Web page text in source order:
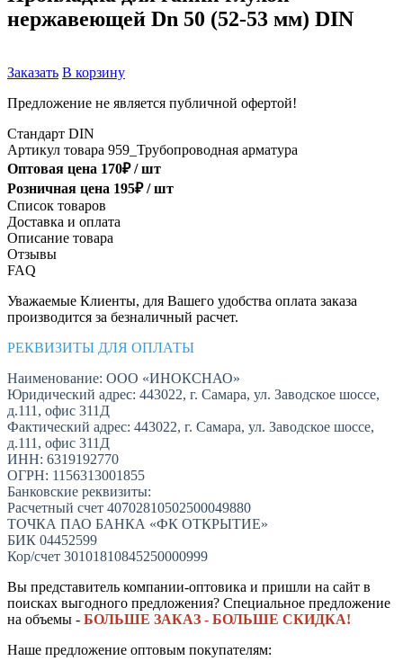
нержавеющей Dn 50 (52-53 мм) DIN
Заказать В корзину
Предложение не является публичной офертой!
Стандарт DIN
Артикул товара 959_Трубопроводная арматура
Оптовая цена 170₽ /шт
Розничная цена 195₽ /шт
Список товаров
Доставка и оплата
Описание товара
Отзывы
FAQ
Уважаемые Клиенты, для Вашего удобства оплата заказа
производится за безналичный расчет.
РЕКВИЗИТЫ ДЛЯ ОПЛАТЫ
Наименование: ООО «ИНОКСНАО»
Юридический адрес: 443022, г. Самара, ул. Заводское шоссе,
д.111, офис 311Д
Фактический адрес: 443022, г. Самара, ул. Заводское шоссе,
д.111, офис 311Д
ИНН: 6319192770
ОГРН: 1156313001855
Банковские реквизиты:
Расчетный счет 40702810502500049880
ТОЧКА ПАО БАНКА «ФК ОТКРЫТИЕ»
БИК 04452599
Кор/счет 30101810845250000999
Вы представитель компании-оптовика и пришли на сайт в
поисках выгодного предложения? Специальное предложение
на объемы - БОЛЬШЕ ЗАКАЗ - БОЛЬШЕ СКИДКА!
Наше предложение оптовым покупателям: